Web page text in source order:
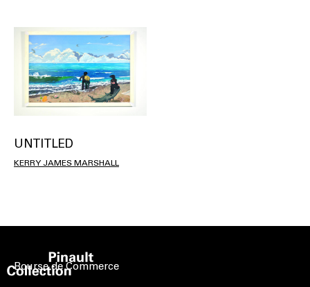
UNTITLED
KERRY JAMES MARSHALL
Bourse de Commerce